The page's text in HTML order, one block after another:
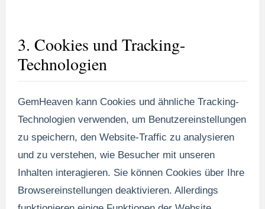
3. Cookies und Tracking-
Technologien
GemHeaven kann Cookies und ähnliche Tracking-
Technologien verwenden, um Benutzereinstellungen
zu speichern, den Website-Traffic zu analysieren
und zu verstehen, wie Besucher mit unseren
Inhalten interagieren. Sie können Cookies über Ihre
Browsereinstellungen deaktivieren. Allerdings